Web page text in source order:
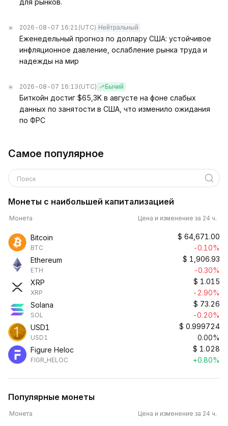
для рынков.
2026-08-07 16:21 (UTC) Нейтральный
Еженедельный прогноз по доллару США: устойчивое
инфляционное давление, ослабление рынка труда и
надежды на мир
2026-08-07 16:13 (UTC) Бычий
Биткойн достиг $65,3K в августе на фоне слабых
данных по занятости в США, что изменило ожидания
по ФРС
Самое популярное
Поиск
Монеты с наибольшей капитализацией
Монета Цена и изменение за 24 ч.
Bitcoin
BTC
$ 64,671.00
-0.10%
Ethereum
ETH
$ 1,906.93
-0.30%
XRP
XRP
$ 1.015
-2.90%
Solana
SOL
$ 73.26
-0.20%
USD1
USD1
$ 0.999724
0.00%
Figure Heloc
FIGR_HELOC
$ 1.028
+0.80%
Популярные монеты
Монета Цена и изменение за 24 ч.